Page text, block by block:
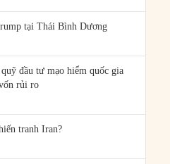
tại Thái Bình Dương
đầu tư mạo hiểm quốc gia
rủi ro
tranh Iran?